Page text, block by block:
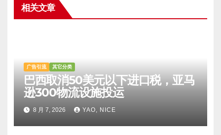
相关文章
广告引流 其它分类
巴西取消50美元以下进口税，亚马
逊300物流设施投运
8 月 7, 2026 YAO, NICE